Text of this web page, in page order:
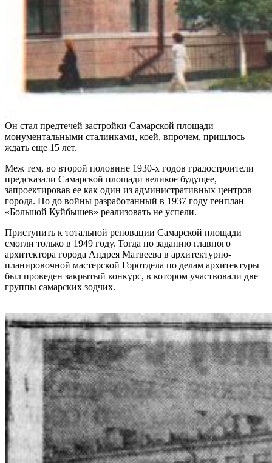
Он стал предтечей застройки Самарской площади
монументальными сталинками, коей, впрочем, пришлось
ждать еще 15 лет.
Меж тем, во второй половине 1930-х годов градостроители
предсказали Самарской площади великое будущее,
запроектировав ее как один из административных центров
города. Но до войны разработанный в 1937 году генплан
«Большой Куйбышев» реализовать не успели.
Приступить к тотальной реновации Самарской площади
смогли только в 1949 году. Тогда по заданию главного
архитектора города Андрея Матвеева в архитектурно-
планировочной мастерской Горотдела по делам архитектуры
был проведен закрытый конкурс, в котором участвовали две
группы самарских зодчих.